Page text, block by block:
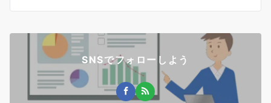
SNSでフォローしよう